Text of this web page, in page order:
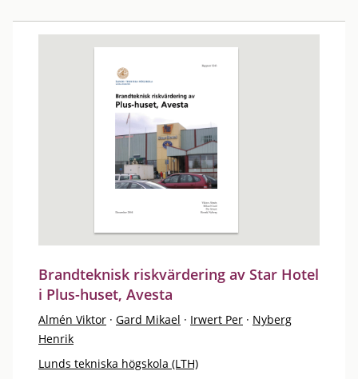
Brandteknisk riskvärdering av Star Hotel
i Plus-huset, Avesta
Almén Viktor · Gard Mikael · Irwert Per · Nyberg
Henrik
Lunds tekniska högskola (LTH)